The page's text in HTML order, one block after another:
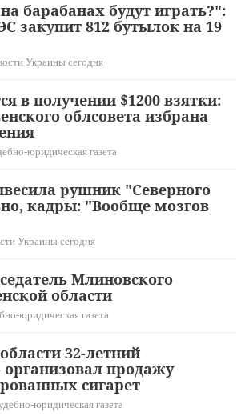
барабанах будут играть?":
закупит 812 бутылок на 19
Украины сегодня
в получении $1200 взятки:
облсовета избрана
юридическая газета
рушник "Северного
кадры: "Вообще мозгов
Украины сегодня
Млиновского
области
юридическая газета
32-летний
организовал продажу
сигарет
юридическая газета